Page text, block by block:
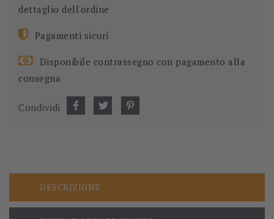
dettaglio dell'ordine
Pagamenti sicuri
Disponibile contrassegno con pagamento alla
consegna
Condividi
DESCRIZIONE